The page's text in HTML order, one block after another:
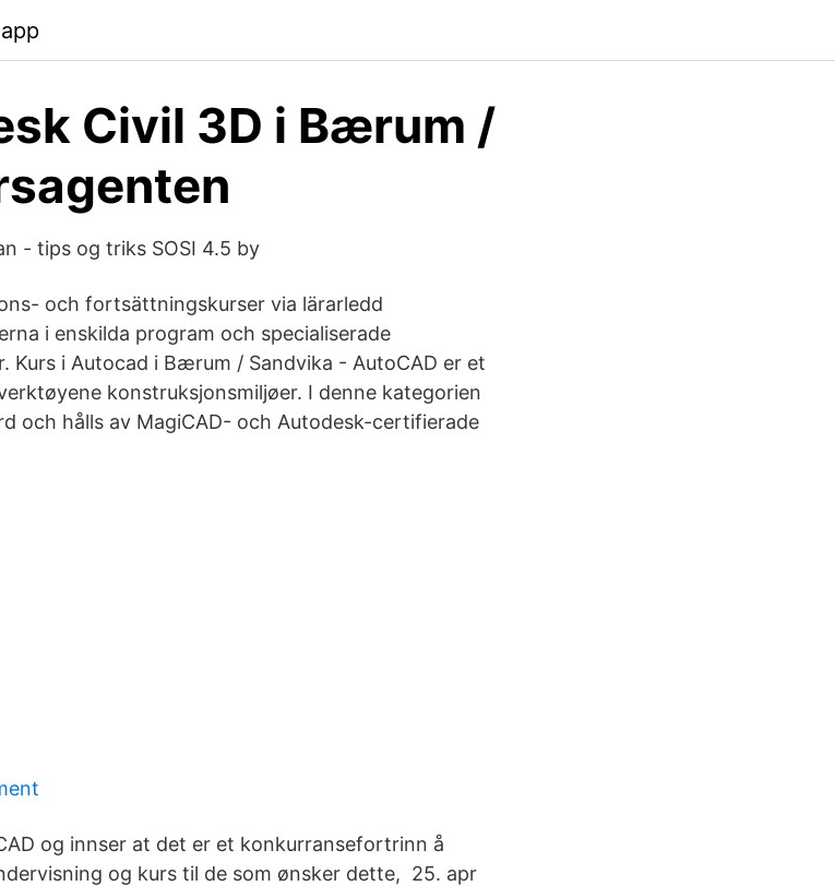
Civil 3D i Bærum /
- tips og triks SOSI 4.5 by
och fortsättningskurser via lärarledd
i enskilda program och specialiserade
Kurs i Autocad i Bærum / Sandvika - AutoCAD er et
konstruksjonsmiljøer. I denne kategorien
och hålls av MagiCAD- och Autodesk-certifierade
og innser at det er et konkurransefortrinn å
og kurs til de som ønsker dette, 25. apr